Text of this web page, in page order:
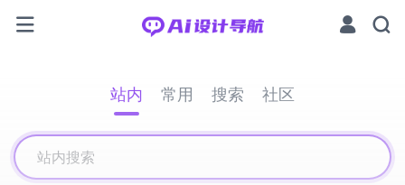
站内 常用 搜索 社区